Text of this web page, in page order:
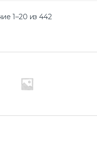
1–20 из 442